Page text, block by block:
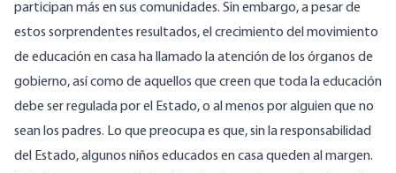
participan más en sus comunidades. Sin embargo, a pesar de
estos sorprendentes resultados, el crecimiento del movimiento
de educación en casa ha llamado la atención de los órganos de
gobierno, así como de aquellos que creen que toda la educación
debe ser regulada por el Estado, o al menos por alguien que no
sean los padres. Lo que preocupa es que, sin la responsabilidad
del Estado, algunos niños educados en casa queden al margen.